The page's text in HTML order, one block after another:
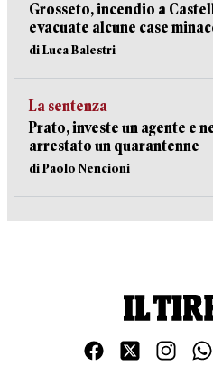
Grosseto, incendio a
evacuate alcune case
di Luca Balestri
La sentenza
Prato, investe un agente e
arrestato un quarantenne
di Paolo Nencioni